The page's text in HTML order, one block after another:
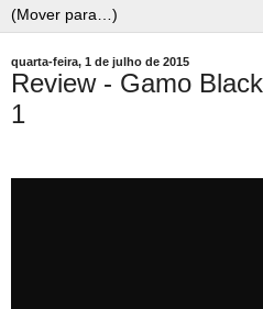
quarta-feira, 1 de julho de 2015
Review - Gamo
1